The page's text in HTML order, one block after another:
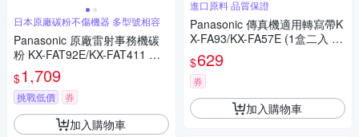
日本原廠碳粉不傷機器 多型號相容
Panasonic 原廠雷射事務機碳
粉 KX-FAT92E/KX-FAT411 共
用3入裝
$1,709
挑戰低價 券
加入購物車
進口原料 品質保證
Panasonic 傳真機適用轉寫帶K
X-FA93/KX-FA57E (1盒二入 /
裸裝包)
$629
券
加入購物車